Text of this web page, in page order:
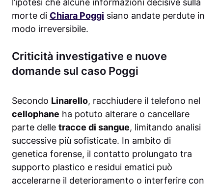
l’ipotesi che alcune informazioni decisive sulla
morte di Chiara Poggi siano andate perdute in
modo irreversibile.
Criticità investigative e nuove
domande sul caso Poggi
Secondo Linarello, racchiudere il telefono nel
cellophane ha potuto alterare o cancellare
parte delle tracce di sangue, limitando analisi
successive più sofisticate. In ambito di
genetica forense, il contatto prolungato tra
supporto plastico e residui ematici può
accelerarne il deterioramento o interferire con